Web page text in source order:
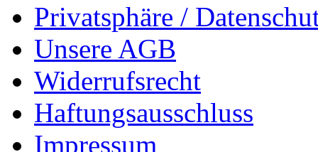
Privatsphäre /
Unsere AGB
Widerrufsrecht
Haftungsausschluss
Impressum